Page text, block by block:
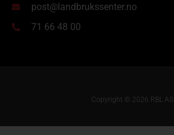
post@landbrukssenter.no
71 66 48 00
Copyright © 2026 RBL AS